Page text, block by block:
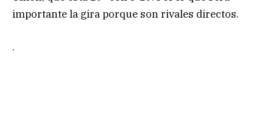
importante la gira porque son rivales directos.
.